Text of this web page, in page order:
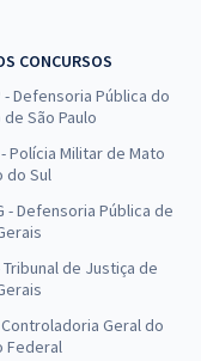
CONCURSOS
- Defensoria Pública do
São Paulo
- Polícia Militar de Mato
do Sul
- Defensoria Pública de
Tribunal de Justiça de
Controladoria Geral do
Federal